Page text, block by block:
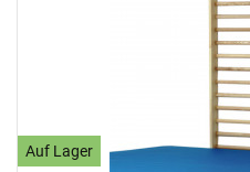
Auf Lager